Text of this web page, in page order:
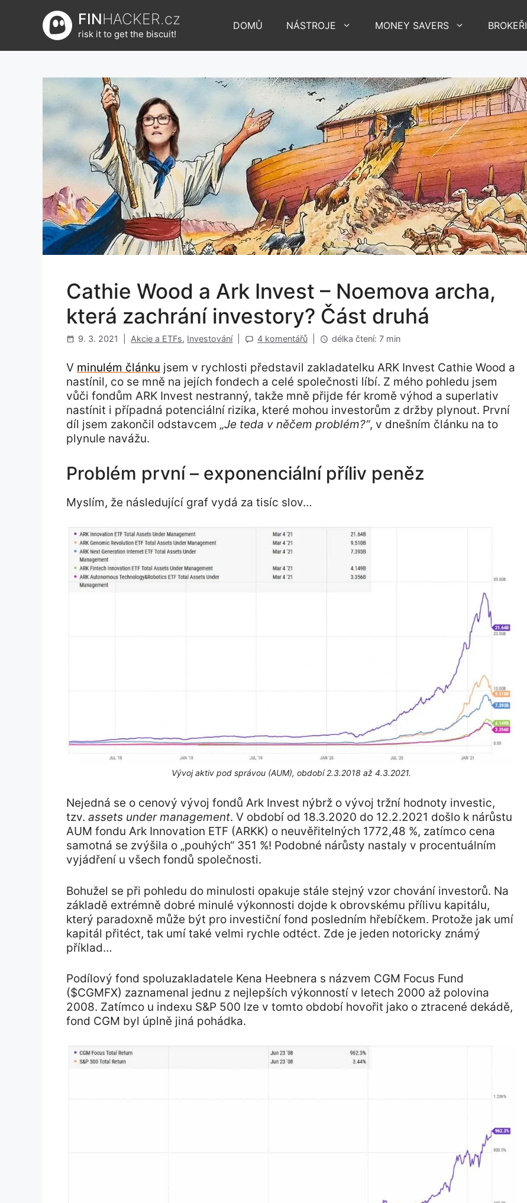
FINHACKER.cz
risk it to get the biscuit!
DOMŮ NÁSTROJE MONEY SAVERS BROKEŘI
Cathie Wood a Ark Invest – Noemova archa,
která zachrání investory? Část druhá
9. 3. 2021 Akcie a ETFs, Investování 4 komentářů délka čtení: 7 min
V minulém článku jsem v rychlosti představil zakladatelku ARK Invest Cathie Wood a
nastínil, co se mně na jejích fondech a celé společnosti líbí. Z mého pohledu jsem
vůči fondům ARK Invest nestranný, takže mně přijde fér kromě výhod a superlativ
nastínit i případná potenciální rizika, které mohou investorům z držby plynout. První
díl jsem zakončil odstavcem „Je teda v něčem problém?“, v dnešním článku na to
plynule navážu.
Problém první – exponenciální příliv peněz
Myslím, že následující graf vydá za tisíc slov…
Vývoj aktiv pod správou (AUM), období 2.3.2018 až 4.3.2021.
Nejedná se o cenový vývoj fondů Ark Invest nýbrž o vývoj tržní hodnoty investic,
tzv. assets under management. V období od 18.3.2020 do 12.2.2021 došlo k nárůstu
AUM fondu Ark Innovation ETF (ARKK) o neuvěřitelných 1772,48 %, zatímco cena
samotná se zvýšila o „pouhých“ 351 %! Podobné nárůsty nastaly v procentuálním
vyjádření u všech fondů společnosti.
Bohužel se při pohledu do minulosti opakuje stále stejný vzor chování investorů. Na
základě extrémně dobré minulé výkonnosti dojde k obrovskému přílivu kapitálu,
který paradoxně může být pro investiční fond posledním hřebíčkem. Protože jak umí
kapitál přitéct, tak umí také velmi rychle odtéct. Zde je jeden notoricky známý
příklad…
Podílový fond spoluzakladatele Kena Heebnera s názvem CGM Focus Fund
($CGMFX) zaznamenal jednu z nejlepších výkonností v letech 2000 až polovina
2008. Zatímco u indexu S&P 500 lze v tomto období hovořit jako o ztracené dekádě,
fond CGM byl úplně jiná pohádka.